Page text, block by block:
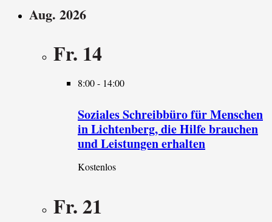
Aug. 2026
Fr. 14
8:00- 14:00
Soziales Schreibbüro für Menschen
in Lichtenberg, die Hilfe brauchen
und Leistungen erhalten
Kostenlos
Fr.21